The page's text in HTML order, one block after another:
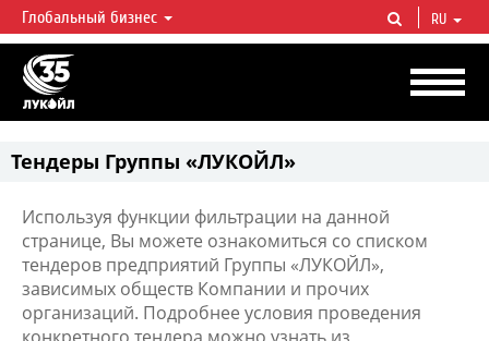
ЛУКОЙЛ СЕГОДНЯ
ЛУКОЙЛ — одна из крупнейших вертикально интегрированных
нефтегазовых компаний в мире, на долю которой приходится более 2%
мировой добычи нефти и около 1% доказанных запасов углеводородов.
Глобальный бизнес RU
Тендеры Группы «ЛУКОЙЛ»
Используя функции фильтрации на данной
странице, Вы можете ознакомиться со списком
тендеров предприятий Группы «ЛУКОЙЛ»,
зависимых обществ Компании и прочих
организаций. Подробнее условия проведения